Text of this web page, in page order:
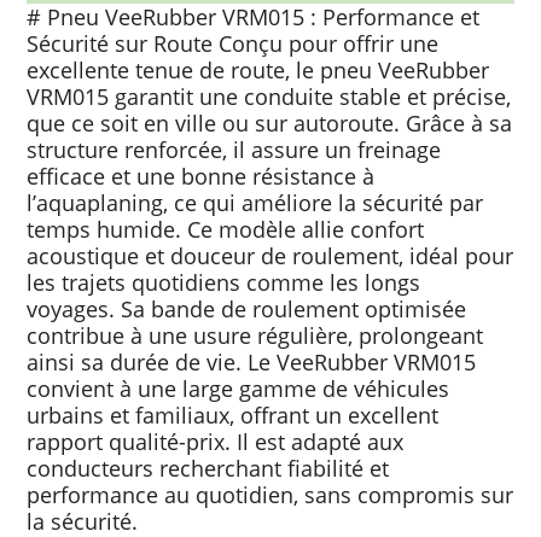
# Pneu VeeRubber VRM015 : Performance et
Sécurité sur Route Conçu pour offrir une
excellente tenue de route, le pneu VeeRubber
VRM015 garantit une conduite stable et précise,
que ce soit en ville ou sur autoroute. Grâce à sa
structure renforcée, il assure un freinage
efficace et une bonne résistance à
l’aquaplaning, ce qui améliore la sécurité par
temps humide. Ce modèle allie confort
acoustique et douceur de roulement, idéal pour
les trajets quotidiens comme les longs
voyages. Sa bande de roulement optimisée
contribue à une usure régulière, prolongeant
ainsi sa durée de vie. Le VeeRubber VRM015
convient à une large gamme de véhicules
urbains et familiaux, offrant un excellent
rapport qualité-prix. Il est adapté aux
conducteurs recherchant fiabilité et
performance au quotidien, sans compromis sur
la sécurité.